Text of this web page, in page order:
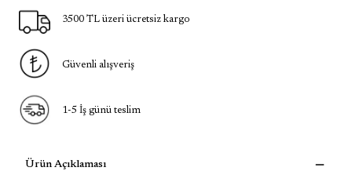
3500 TL üzeri ücretsiz kargo
Güvenli alışveriş
1-5 İş günü teslim
Ürün Açıklaması